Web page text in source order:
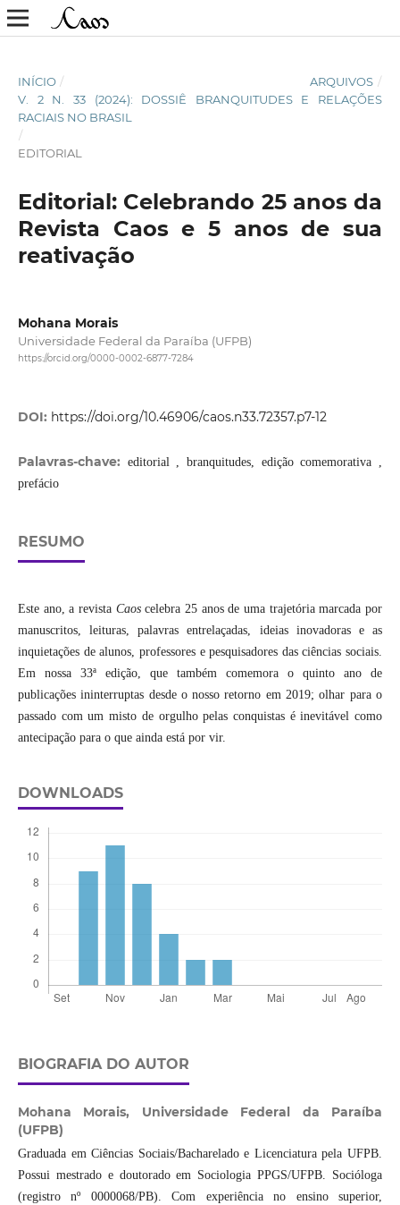
INÍCIO / ARQUIVOS /
V. 2 N. 33 (2024): DOSSIÊ BRANQUITUDES E RELAÇÕES
RACIAIS NO BRASIL
/
EDITORIAL
Editorial: Celebrando 25 anos da
Revista Caos e 5 anos de sua
reativação
Mohana Morais
Universidade Federal da Paraíba (UFPB)
https://orcid.org/0000-0002-6877-7284
DOI: https://doi.org/10.46906/caos.n33.72357.p7-12
Palavras-chave: editorial , branquitudes, edição comemorativa ,
prefácio
RESUMO
Este ano, a revista Caoscelebra 25 anos de uma trajetória marcada por
manuscritos, leituras, palavras entrelaçadas, ideias inovadoras e as
inquietações de alunos, professores e pesquisadores das ciências sociais.
Em nossa 33ª edição, que também comemora o quinto ano de
publicações ininterruptas desde o nosso retorno em 2019; olhar para o
passado com um misto de orgulho pelas conquistas é inevitável como
antecipação para o que ainda está por vir.
DOWNLOADS
BIOGRAFIA DO AUTOR
Mohana Morais, Universidade Federal da Paraíba
(UFPB)
Graduada em Ciências Sociais/Bacharelado e Licenciatura pela UFPB.
Possui mestrado e doutorado em Sociologia PPGS/UFPB. Socióloga
(registro nº 0000068/PB). Com experiência no ensino superior,